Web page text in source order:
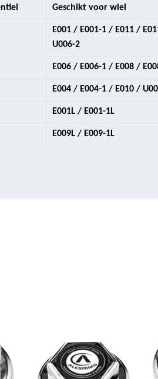
Geschikt voor wiel
E001 / E001-1 / E011 /
U006-2
E006 / E006-1 / E008 /
E004 / E004-1 / E010 /
E001L / E001-1L
E009L / E009-1L